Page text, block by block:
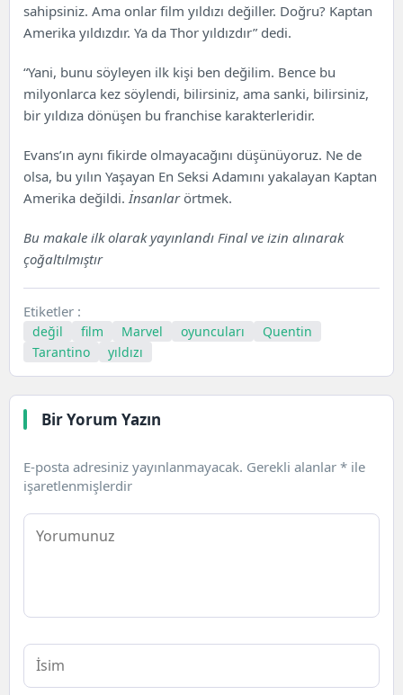
sahipsiniz. Ama onlar film yıldızı değiller. Doğru? Kaptan
Amerika yıldızdır. Ya da Thor yıldızdır” dedi.
“Yani, bunu söyleyen ilk kişi ben değilim. Bence bu
milyonlarca kez söylendi, bilirsiniz, ama sanki, bilirsiniz,
bir yıldıza dönüşen bu franchise karakterleridir.
Evans’ın aynı fikirde olmayacağını düşünüyoruz. Ne de
olsa, bu yılın Yaşayan En Seksi Adamını yakalayan Kaptan
Amerika değildi.İnsanlarörtmek.
Bu makale ilk olarak yayınlandı Final ve izin alınarak
çoğaltılmıştır
Etiketler :
değil film Marvel oyuncuları
Quentin
Tarantino
yıldızı
Bir Yorum Yazın
E-posta adresiniz yayınlanmayacak. Gerekli alanlar * ile
işaretlenmişlerdir